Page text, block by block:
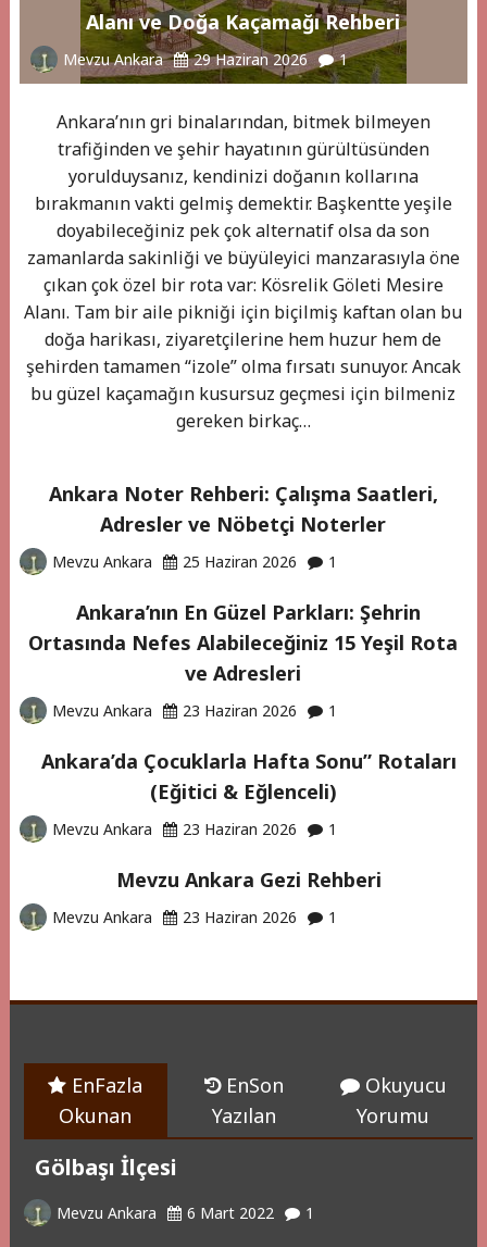
Alanı ve Doğa Kaçamağı Rehberi
Mevzu Ankara 29 Haziran 2026 1
Ankara’nın gri binalarından, bitmek bilmeyen
trafiğinden ve şehir hayatının gürültüsünden
yorulduysanız, kendinizi doğanın kollarına
bırakmanın vakti gelmiş demektir. Başkentte yeşile
doyabileceğiniz pek çok alternatif olsa da son
zamanlarda sakinliği ve büyüleyici manzarasıyla öne
çıkan çok özel bir rota var: Kösrelik Göleti Mesire
Alanı. Tam bir aile pikniği için biçilmiş kaftan olan bu
doğa harikası, ziyaretçilerine hem huzur hem de
şehirden tamamen “izole” olma fırsatı sunuyor. Ancak
bu güzel kaçamağın kusursuz geçmesi için bilmeniz
gereken birkaç…
Ankara Noter Rehberi: Çalışma Saatleri,
Adresler ve Nöbetçi Noterler
Mevzu Ankara 25 Haziran 2026 1
Ankara’nın En Güzel Parkları: Şehrin
Ortasında Nefes Alabileceğiniz 15 Yeşil Rota
ve Adresleri
Mevzu Ankara 23 Haziran 2026 1
Ankara’da Çocuklarla Hafta Sonu” Rotaları
(Eğitici & Eğlenceli)
Mevzu Ankara 23 Haziran 2026 1
Mevzu Ankara Gezi Rehberi
Mevzu Ankara 23 Haziran 2026 1
EnFazla
Okunan
EnSon
Yazılan
Okuyucu
Yorumu
Gölbaşı İlçesi
Mevzu Ankara 6 Mart 2022 1